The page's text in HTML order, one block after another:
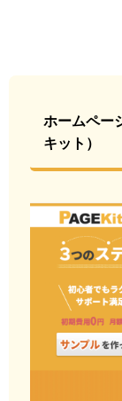
ホームペー
キット）